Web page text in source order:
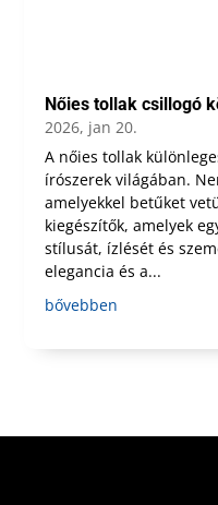
Nőies tollak csillogó
2026, jan 20.
A nőies tollak
írószerek világában.
amelyekkel betűket
kiegészítők, amelyek
stílusát, ízlését és
elegancia és a...
bővebben